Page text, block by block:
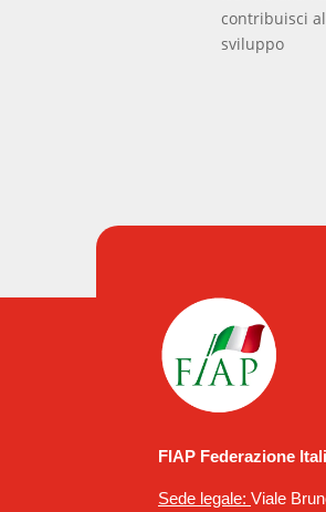
contribuisci
sviluppo
FIAP Federazione
Sede legale: Viale